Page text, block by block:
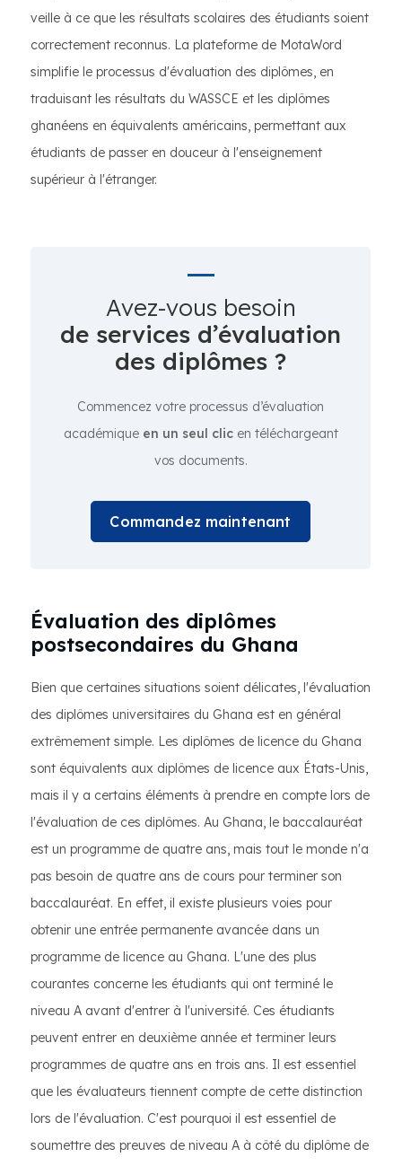
veille à ce que les résultats scolaires des étudiants soient
correctement reconnus. La plateforme de MotaWord
simplifie le processus d'évaluation des diplômes, en
traduisant les résultats du WASSCE et les diplômes
ghanéens en équivalents américains, permettant aux
étudiants de passer en douceur à l'enseignement
supérieur à l'étranger.
Avez-vous besoin
de services d’évaluation
des diplômes ?
Commencez votre processus d’évaluation
académiqueen un seul clicen téléchargeant
vos documents.
Commandez maintenant
Évaluation des diplômes
postsecondaires du Ghana
Bien que certaines situations soient délicates, l'évaluation
des diplômes universitaires du Ghana est en général
extrêmement simple. Les diplômes de licence du Ghana
sont équivalents aux diplômes de licence aux États-Unis,
mais il y a certains éléments à prendre en compte lors de
l'évaluation de ces diplômes. Au Ghana, le baccalauréat
est un programme de quatre ans, mais tout le monde n'a
pas besoin de quatre ans de cours pour terminer son
baccalauréat. En effet, il existe plusieurs voies pour
obtenir une entrée permanente avancée dans un
programme de licence au Ghana. L'une des plus
courantes concerne les étudiants qui ont terminé le
niveau A avant d'entrer à l'université. Ces étudiants
peuvent entrer en deuxième année et terminer leurs
programmes de quatre ans en trois ans. Il est essentiel
que les évaluateurs tiennent compte de cette distinction
lors de l'évaluation. C'est pourquoi il est essentiel de
soumettre des preuves de niveau A à côté du diplôme de